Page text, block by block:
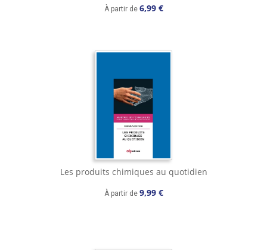
À partir de 6,99 €
Les produits chimiques au quotidien
À partir de 9,99 €